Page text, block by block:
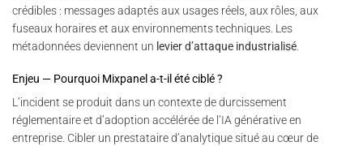
crédibles : messages adaptés aux usages réels, aux rôles, aux
fuseaux horaires et aux environnements techniques. Les
métadonnées deviennent un levier d’attaque industrialisé
Enjeu — Pourquoi Mixpanel a-t-il été ciblé ?
L’incident se produit dans un contexte de durcissement
réglementaire et d’adoption accélérée de l’IA générative en
entreprise. Cibler un prestataire d’analytique situé au cœur de